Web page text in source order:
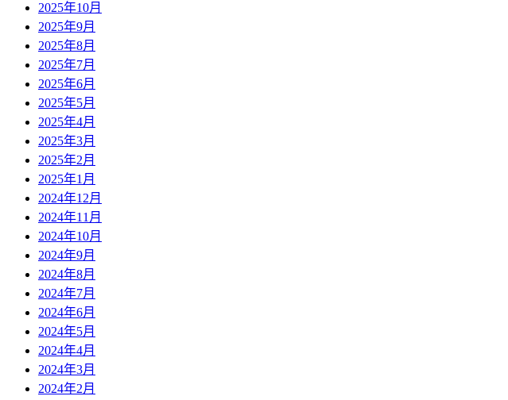
2025年10月
2025年9月
2025年8月
2025年7月
2025年6月
2025年5月
2025年4月
2025年3月
2025年2月
2025年1月
2024年12月
2024年11月
2024年10月
2024年9月
2024年8月
2024年7月
2024年6月
2024年5月
2024年4月
2024年3月
2024年2月